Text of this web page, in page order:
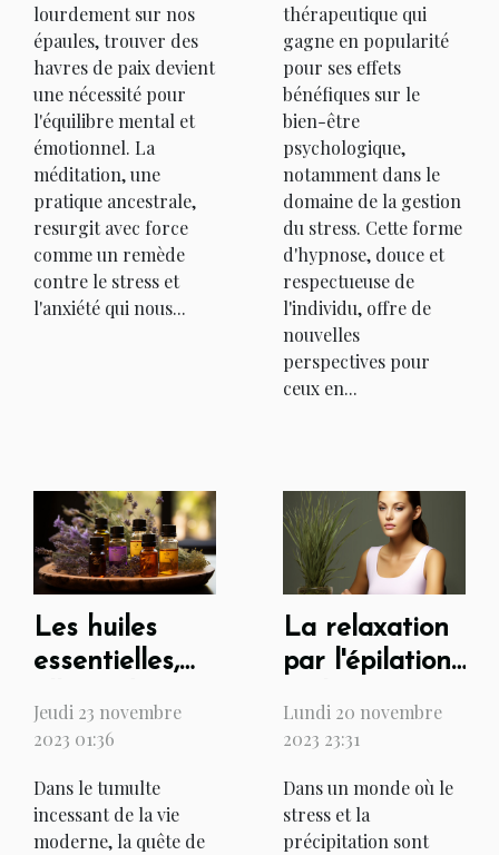
lourdement sur nos
épaules, trouver des
havres de paix devient
une nécessité pour
l'équilibre mental et
émotionnel. La
méditation, une
pratique ancestrale,
resurgit avec force
comme un remède
contre le stress et
l'anxiété qui nous...
thérapeutique qui
gagne en popularité
pour ses effets
bénéfiques sur le
bien-être
psychologique,
notamment dans le
domaine de la gestion
du stress. Cette forme
d'hypnose, douce et
respectueuse de
l'individu, offre de
nouvelles
perspectives pour
ceux en...
Les huiles
essentielles,
votre
quotidienne
Jeudi 23 novembre
2023 01:36
Dans le tumulte
incessant de la vie
moderne, la quête de
La relaxation
par l'épilation :
douces pour
détente
Lundi 20 novembre
2023 23:31
Dans un monde où le
stress et la
précipitation sont